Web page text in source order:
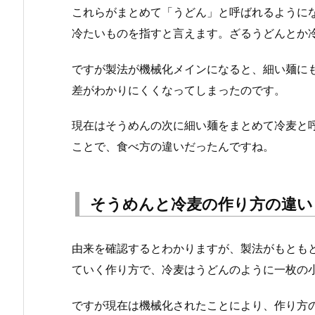
これらがまとめて「うどん」と呼ばれるよう
冷たいものを指すと言えます。ざるうどんとか
ですが製法が機械化メインになると、細い麺
差がわかりにくくなってしまったのです。
現在はそうめんの次に細い麺をまとめて冷麦
ことで、食べ方の違いだったんですね。
そうめんと冷麦の作り方の違い
由来を確認するとわかりますが、製法がもと
ていく作り方で、冷麦はうどんのように一枚
ですが現在は機械化されたことにより、作り